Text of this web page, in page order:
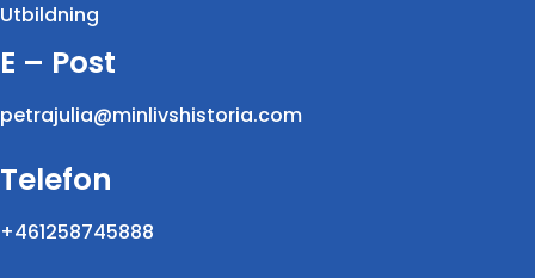
Utbildning
E – Post
petrajulia@minlivshistoria.com
Telefon
+461258745888